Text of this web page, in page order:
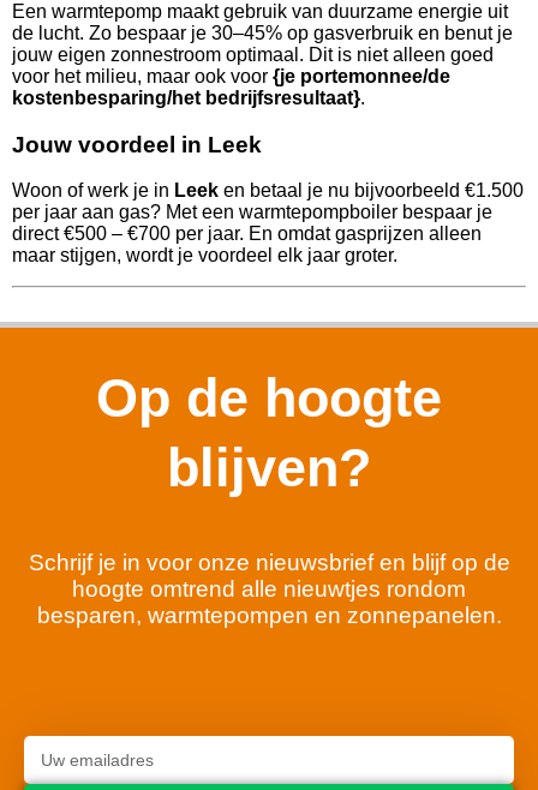
Een warmtepomp maakt gebruik van duurzame energie uit
de lucht. Zo bespaar je 30–45% op gasverbruik en benut je
jouw eigen zonnestroom optimaal. Dit is niet alleen goed
voor het milieu, maar ook voor {je portemonnee/de
kostenbesparing/het bedrijfsresultaat}.
Jouw voordeel in Leek
Woon of werk je in Leek en betaal je nu bijvoorbeeld €1.500
per jaar aan gas? Met een warmtepompboiler bespaar je
direct €500 – €700 per jaar. En omdat gasprijzen alleen
maar stijgen, wordt je voordeel elk jaar groter.
Op de hoogte
blijven?
Schrijf je in voor onze nieuwsbrief en blijf op de
hoogte omtrend alle nieuwtjes rondom
besparen, warmtepompen en zonnepanelen.